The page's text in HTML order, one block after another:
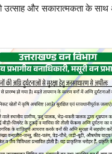
उत्साह और सकारात्मकता के